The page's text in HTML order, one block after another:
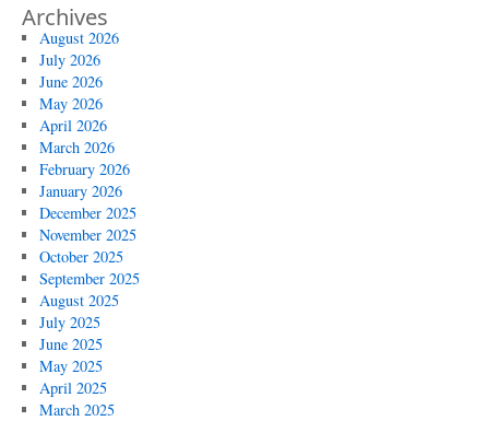
Archives
August 2026
July 2026
June 2026
May 2026
April 2026
March 2026
February 2026
January 2026
December 2025
November 2025
October 2025
September 2025
August 2025
July 2025
June 2025
May 2025
April 2025
March 2025